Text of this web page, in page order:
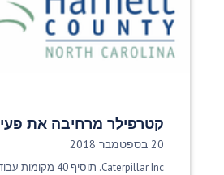
קטרפילר מרחיבה את
תאריך פרסום:
20 בספטמבר 2018